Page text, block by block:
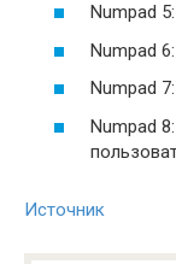
Numpad
Numpad
Numpad
Numpad
Источник